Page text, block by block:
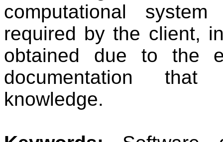
computational
required by the client,
obtained due to the
documentation that
knowledge.